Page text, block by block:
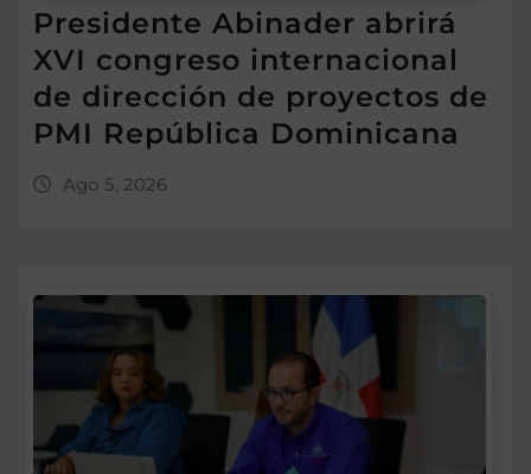
Presidente Abinader abrirá
XVI congreso internacional
de dirección de proyectos de
PMI República Dominicana
Ago 5, 2026